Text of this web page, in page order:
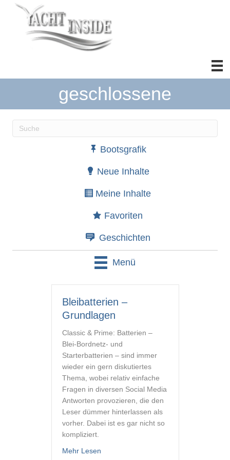
geschlossene
Wenn die Ergebnisse der automatischen
Bootsgrafik
Neue Inhalte
Meine Inhalte
Favoriten
Geschichten
Menü
Bleibatterien –
Grundlagen
Classic & Prime: Batterien –
Blei-Bordnetz- und
Starterbatterien – sind immer
wieder ein gern diskutiertes
Thema, wobei relativ einfache
Fragen in diversen Social Media
Antworten provozieren, die den
Leser dümmer hinterlassen als
vorher. Dabei ist es gar nicht so
kompliziert.
Mehr Lesenabout Bleibatterien – Grundlagen